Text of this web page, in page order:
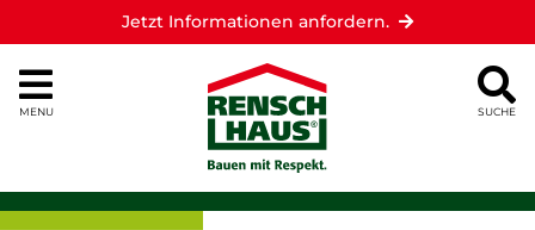
Jetzt Informationen anfordern.
MENU SUCHE